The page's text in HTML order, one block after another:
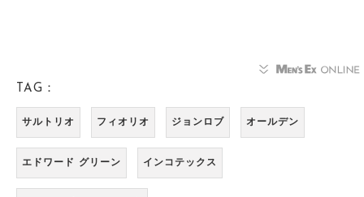
TAG：
サルトリオ フィオリオ ジョンロブ オールデン
エドワード グリーン インコテックス